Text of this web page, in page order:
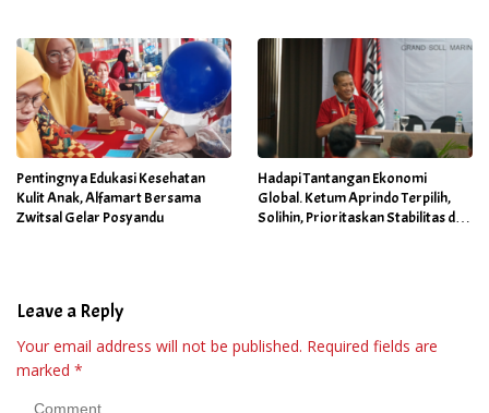
Pentingnya Edukasi Kesehatan
Kulit Anak, Alfamart Bersama
Zwitsal Gelar Posyandu
Hadapi Tantangan Ekonomi
Global. Ketum Aprindo Terpilih,
Solihin, Prioritaskan Stabilitas dan
Leave a Reply
Your email address will not be published. Required fields are
marked *